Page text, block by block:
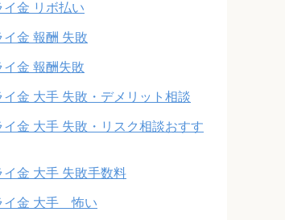
イ金 リボ払い
イ金 報酬 失敗
イ金 報酬失敗
イ金 大手 失敗・デメリット相談
イ金 大手 失敗・リスク相談おすす
イ金 大手 失敗手数料
イ金 大手 怖い